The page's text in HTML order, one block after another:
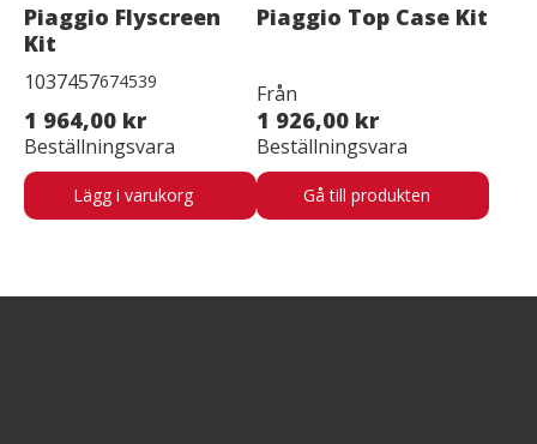
Piaggio Flyscreen
Kit
1037457674539
1 964,00 kr
Beställningsvara
Lägg i varukorg
Piaggio Top Case Kit
Från
1 926,00 kr
Beställningsvara
Gå till produkten